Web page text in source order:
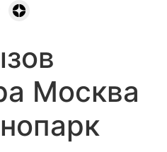
Москва